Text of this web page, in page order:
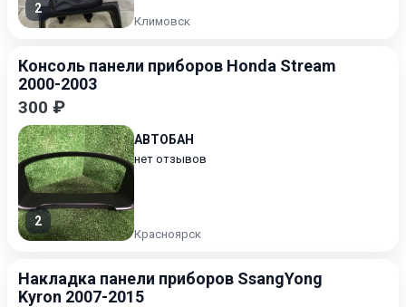
2
Климовск
Консоль панели приборов Honda Stream
2000-2003
300 ₽
2
АВТОБАН
нет отзывов
Красноярск
Накладка панели приборов SsangYong
Kyron 2007-2015